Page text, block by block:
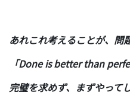
あれこれ考えることが、問
「Done is better than
完璧を求めず、まずやって